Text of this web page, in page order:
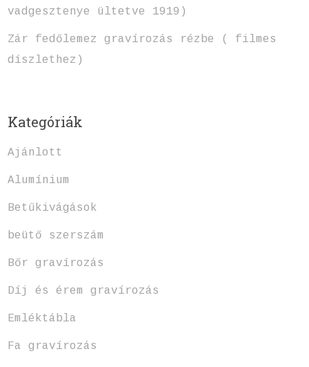
vadgesztenye ültetve 1919)
Zár fedőlemez gravírozás rézbe ( filmes
díszlethez)
Kategóriák
Ajánlott
Alumínium
Betűkivágások
beütő szerszám
Bőr gravírozás
Díj és érem gravírozás
Emléktábla
Fa gravírozás